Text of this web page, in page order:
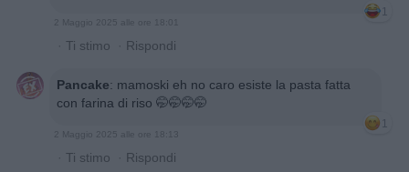
1
2 Maggio 2025 alle ore 18:01
· Ti stimo · Rispondi
Pancake: mamoski eh no caro esiste la pasta fatta
con farina di riso 🤭🤭🤭🤭
1
2 Maggio 2025 alle ore 18:13
· Ti stimo · Rispondi